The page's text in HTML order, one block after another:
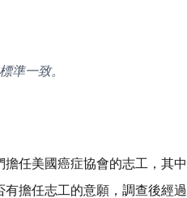
準一致。
任美國癌症協會的志工，其
擔任志工的意願，調查後經